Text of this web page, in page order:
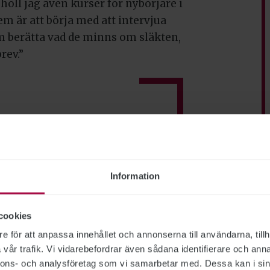
Information
för att anpassa innehållet och annonserna till användarna,
trafik. Vi vidarebefordrar även sådana identifierare och
och analysföretag som vi samarbetar med. Dessa kan i
jag även kurser för nybörjare i
är att börja med att intervjua
berätta vad de minns om släkten,
Erasmus+ på
piano, går gärna på
och i stugan i Småland.